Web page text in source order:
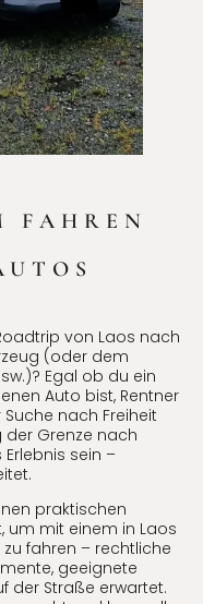
FAHREN
von Laos nach
(oder dem
Egal ob du ein
Auto bist, Rentner
nach Freiheit
der Grenze nach
sein –
praktischen
um mit einem in Laos
fahren – rechtliche
geeignete
der Straße erwartet.